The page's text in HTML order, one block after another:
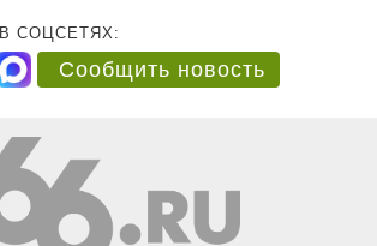
СОЦСЕТЯХ:
Сообщить новость